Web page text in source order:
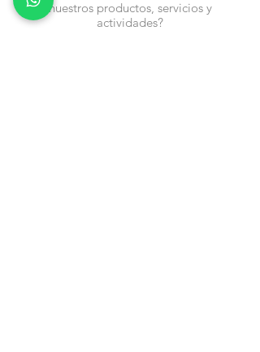
nuestros productos, servicios y
actividades?